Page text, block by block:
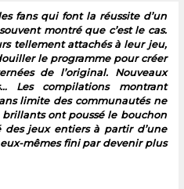
fans qui font la réussite d’un
montré que c’est le cas.
tellement attachés à leur jeu,
le programme pour créer
de l’original. Nouveaux
Les compilations montrant
limite des communautés ne
ont poussé le bouchon
jeux entiers à partir d’une
mêmes fini par devenir plus